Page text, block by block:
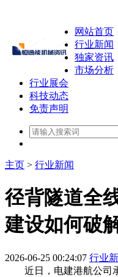
网站首页
行业新闻
独家资讯
市场分析
行业展会
科技动态
免责声明
主页 > 行业新闻
径背隧道全
建设如何破
2026-06-25 00:24:07 行业
近日，电建港航公司承